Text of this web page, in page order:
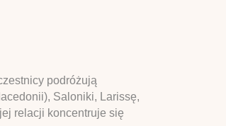
podróżują
Saloniki, Larissę,
relacji koncentruje się